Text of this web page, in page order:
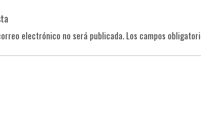
electrónico no será publicada. Los campos